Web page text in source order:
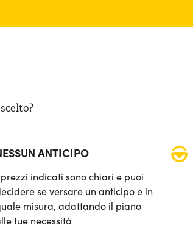
ANTICIPO
indicati sono chiari e puoi
se versare un anticipo e in
misura, adattando il piano
tue necessità